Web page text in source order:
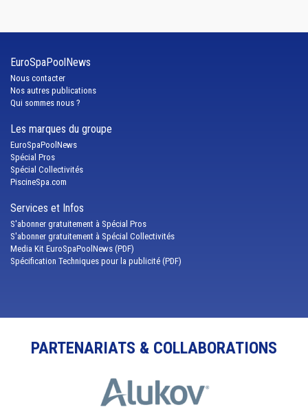
EuroSpaPoolNews
Nous contacter
Nos autres publications
Qui sommes nous ?
Les marques du groupe
EuroSpaPoolNews
Spécial Pros
Spécial Collectivités
PiscineSpa.com
Services et Infos
S'abonner gratuitement à Spécial Pros
S'abonner gratuitement à Spécial Collectivités
Media Kit EuroSpaPoolNews (PDF)
Spécification Techniques pour la publicité (PDF)
PARTENARIATS & COLLABORATIONS